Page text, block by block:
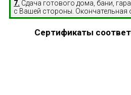
7. Сдача готового дома, бани,
с Вашей стороны. Окончательная
Сертификаты